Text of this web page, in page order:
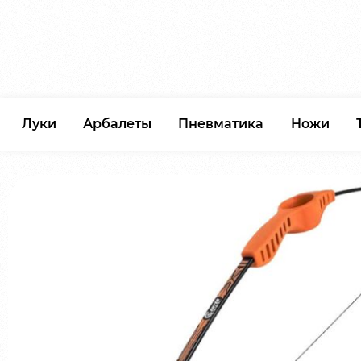
Луки Арбалеты Пневматика Ножи